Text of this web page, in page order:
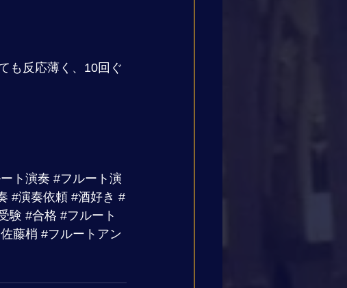
も反応薄く、10回ぐ
ト演奏 #フルート演
#演奏依頼 #酒好き #
験 #合格 #フルート
藤梢 #フルートアン